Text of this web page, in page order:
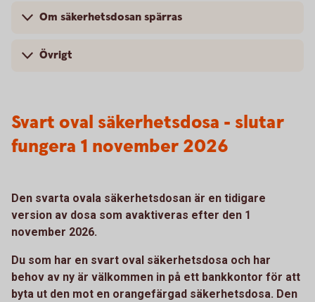
Om säkerhetsdosan spärras
Övrigt
Svart oval säkerhetsdosa - slutar
fungera 1 november 2026
Den svarta ovala säkerhetsdosan är en tidigare
version av dosa som avaktiveras efter den 1
november 2026.
Du som har en svart oval säkerhetsdosa och har
behov av ny är välkommen in på ett bankkontor för att
byta ut den mot en orangefärgad säkerhetsdosa. Den